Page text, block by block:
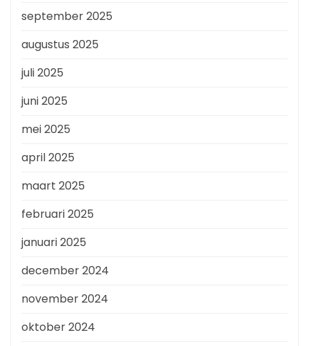
september 2025
augustus 2025
juli 2025
juni 2025
mei 2025
april 2025
maart 2025
februari 2025
januari 2025
december 2024
november 2024
oktober 2024